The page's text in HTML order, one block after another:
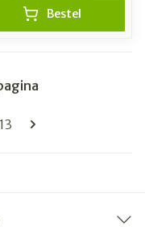
Bestel
pagina
Pagina
13